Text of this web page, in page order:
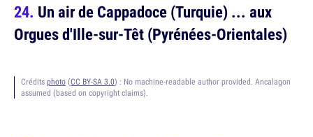
Un air de Cappadoce (Turquie) ... aux
Orgues d'Ille-sur-Têt (Pyrénées-Orientales)
Crédits photo (CC BY-SA 3.0) : No machine-readable author provided. Ancalagon
assumed (based on copyright claims).